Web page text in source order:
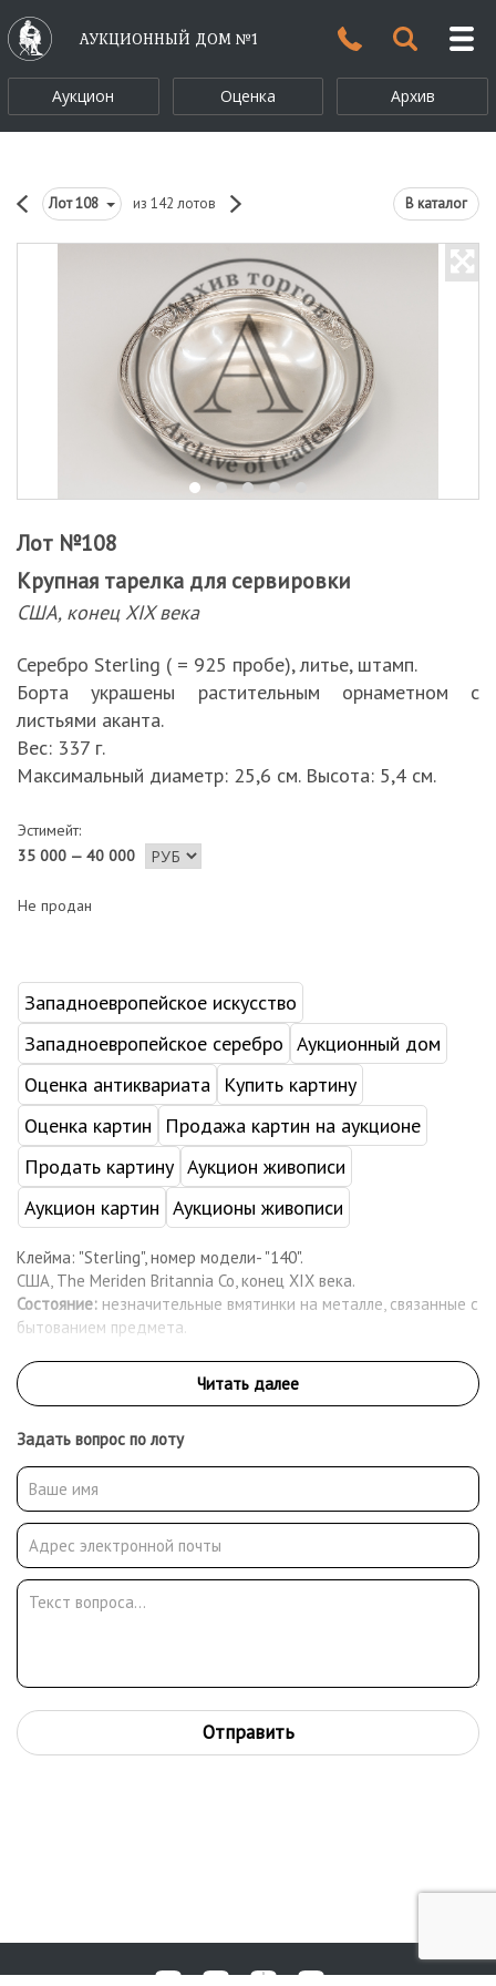
АУКЦИОННЫЙ ДОМ №1
Аукцион Оценка Архив
Лот108 из 142 лотов В каталог
Лот №108
Крупная тарелка для сервировки
США, конец XIX века
Серебро Sterling ( = 925 пробе), литье, штамп.
Борта украшены растительным орнаметном с
листьями аканта.
Вес: 337 г.
Максимальный диаметр: 25,6 см. Высота: 5,4 см.
Эстимейт:
35 000 — 40 000
Не продан
Западноевропейское искусство
Западноевропейское серебро Аукционный дом
Оценка антиквариата
Купить картину
Оценка картин
Продажа картин на аукционе
Продать картину Аукцион живописи
Аукцион картин Аукционы живописи
Клейма: "Sterling", номер модели- "140".
США, The Meriden Britannia Co, конец XIX века.
Состояние: незначительные вмятинки на металле, связанные с
бытованием предмета.
Задать вопрос по лоту
Отправить